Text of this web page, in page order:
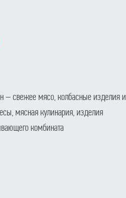
– свежее мясо, колбасные изделия и
мясная кулинария, изделия
комбината